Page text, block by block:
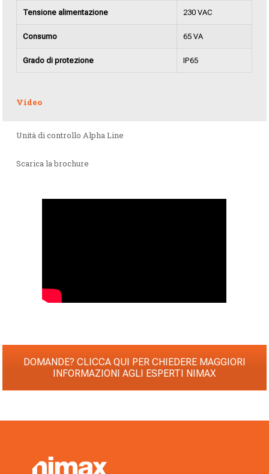
Tensione alimentazione 230 VAC
Consumo 65 VA
Grado di protezione IP65
Video
Unità di controllo Alpha Line
Scarica la brochure
DOMANDE? CLICCA QUI PER CHIEDERE MAGGIORI
INFORMAZIONI AGLI ESPERTI NIMAX